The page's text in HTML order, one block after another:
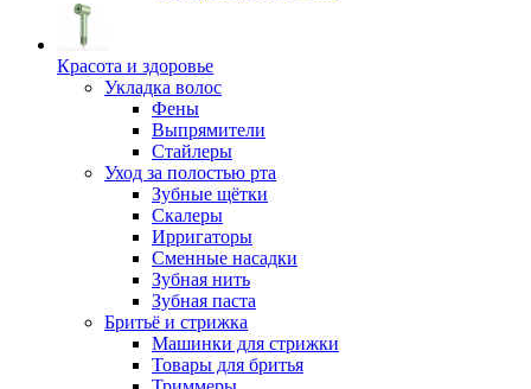
Красота и здоровье
Укладка волос
Фены
Выпрямители
Стайлеры
Уход за полостью рта
Зубные щётки
Скалеры
Ирригаторы
Сменные насадки
Зубная нить
Зубная паста
Бритьё и стрижка
Машинки для стрижки
Товары для бритья